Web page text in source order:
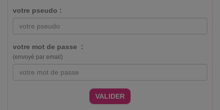
votre pseudo :
votre mot de passe :
(envoyé par email)
VALIDER